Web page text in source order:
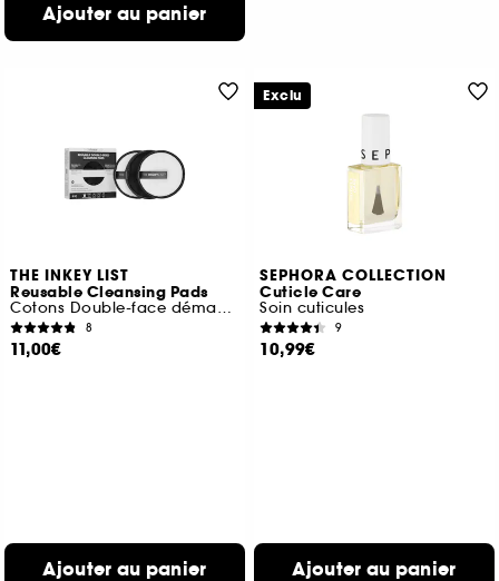
Ajouter au panier
THE INKEY LIST
Reusable Cleansing Pads
Cotons Double-face démaquillants réutilisables
8
11,00€
Ajouter au panier
SEPHORA COLLECTION
Cuticle Care
Soin cuticules
9
10,99€
Ajouter au panier
Exclu